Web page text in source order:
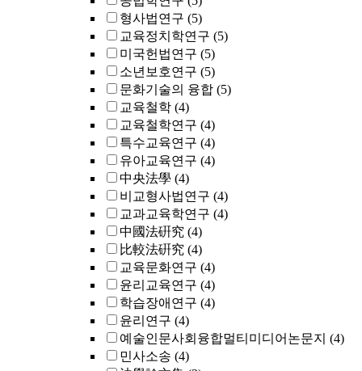
형사법연구 (5)
교육정치학연구 (5)
미국헌법연구 (5)
소년보호연구 (5)
문화기술의 융합 (5)
교육철학 (4)
교육철학연구 (4)
특수교육연구 (4)
유아교육연구 (4)
中央法學 (4)
비교형사법연구 (4)
교과교육학연구 (4)
中國法硏究 (4)
比較法硏究 (4)
교육문화연구 (4)
윤리교육연구 (4)
학습장애연구 (4)
윤리연구 (4)
예술인문사회융합멀티미디어논문지 (4)
민사소송 (4)